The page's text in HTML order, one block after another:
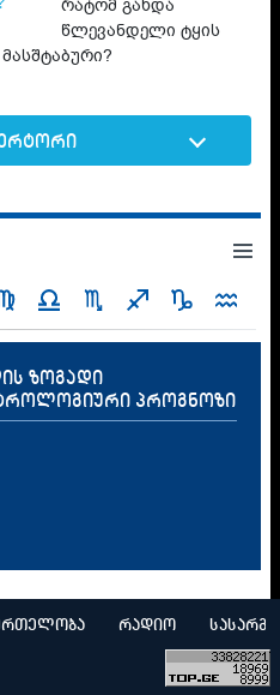
რატომ გახდა
წლევანდელი ტყის
ზოგადი
პროგნოზი
რადიო